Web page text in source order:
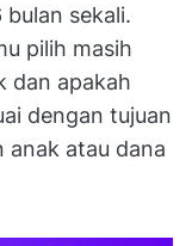
sekali.
pilih masih
dan apakah
dengan tujuan
anak atau dana